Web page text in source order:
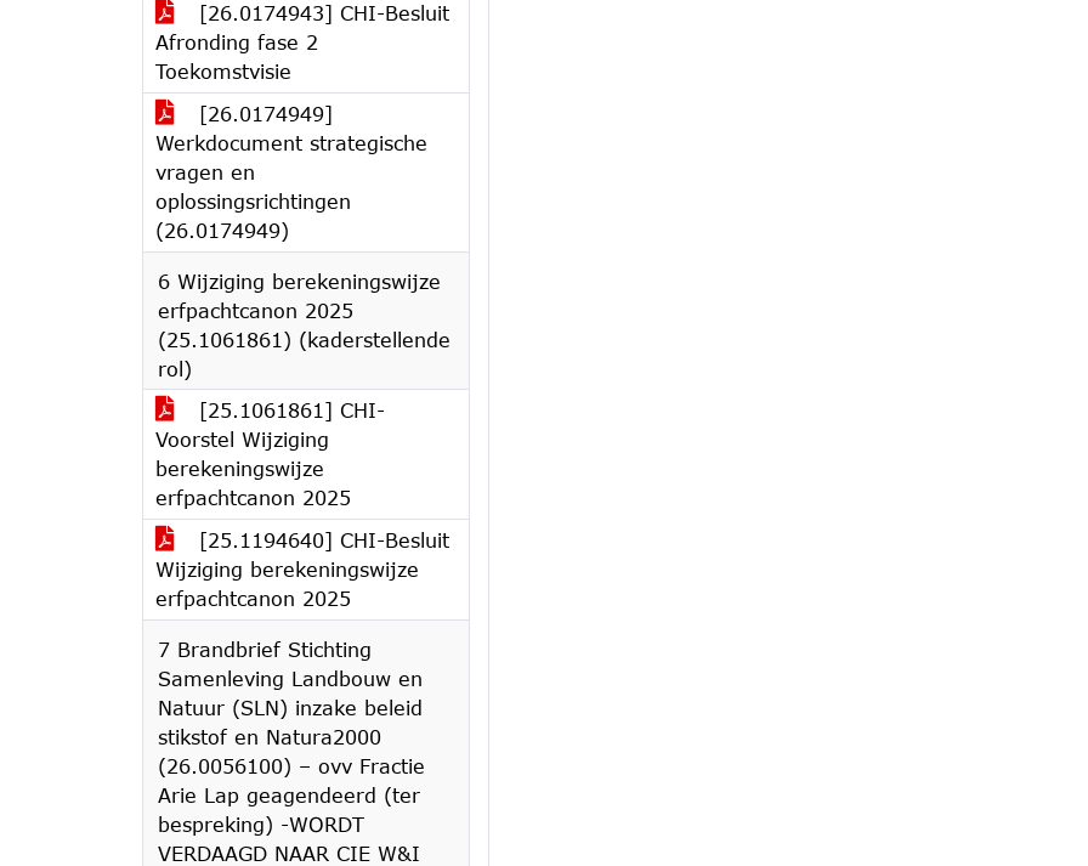
[26.0174943] CHI-Besluit
Afronding fase 2
Toekomstvisie
[26.0174949]
Werkdocument strategische
vragen en
oplossingsrichtingen
(26.0174949)
6 Wijziging berekeningswijze
erfpachtcanon 2025
(25.1061861) (kaderstellende
rol)
[25.1061861] CHI-
Voorstel Wijziging
berekeningswijze
erfpachtcanon 2025
[25.1194640] CHI-Besluit
Wijziging berekeningswijze
erfpachtcanon 2025
7 Brandbrief Stichting
Samenleving Landbouw en
Natuur (SLN) inzake beleid
stikstof en Natura2000
(26.0056100) – ovv Fractie
Arie Lap geagendeerd (ter
bespreking) -WORDT
VERDAAGD NAAR CIE W&I